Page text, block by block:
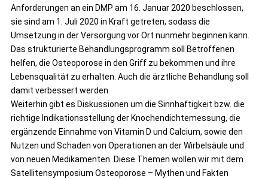
Anforderungen an ein DMP am 16. Januar 2020 beschlossen,
sie sind am 1. Juli 2020 in Kraft getreten, sodass die
Umsetzung in der Versorgung vor Ort nunmehr beginnen kann.
Das strukturierte Behandlungsprogramm soll Betroffenen
helfen, die Osteoporose in den Griff zu bekommen und ihre
Lebensqualität zu erhalten. Auch die ärztliche Behandlung soll
damit verbessert werden.
Weiterhin gibt es Diskussionen um die Sinnhaftigkeit bzw. die
richtige Indikationsstellung der Knochendichtemessung, die
ergänzende Einnahme von Vitamin D und Calcium, sowie den
Nutzen und Schaden von Operationen an der Wirbelsäule und
von neuen Medikamenten. Diese Themen wollen wir mit dem
Satellitensymposium Osteoporose – Mythen und Fakten